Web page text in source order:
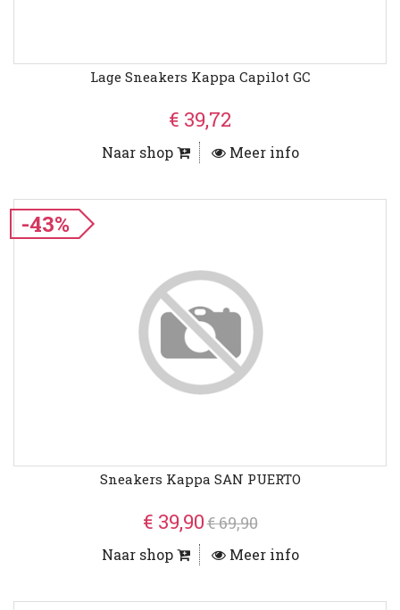
Lage Sneakers Kappa Capilot GC
€ 39,72
Naar shop Meer info
-43%
Sneakers Kappa SAN PUERTO
€ 39,90€ 69,90
Naar shop Meer info